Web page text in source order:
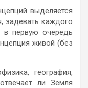
выделяется
задевать каждого
в первую очередь
живой (без
география,
ли Земля